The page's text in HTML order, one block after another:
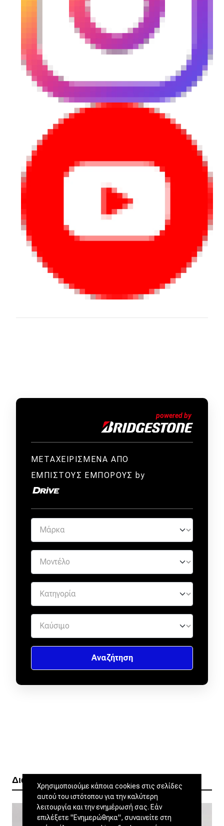
ΜΕΤΑΧΕΙΡΙΣΜΕΝΑ ΑΠΟ
ΕΜΠΙΣΤΟΥΣ ΕΜΠΟΡΟΥΣ by
Διαβάστε ακόμα
Χρησιμοποιούμε κάποια cookies στις σελίδες
αυτού του ιστότοπου για την καλύτερη
λειτουργία και την ενημέρωσή σας. Εάν
επιλέξετε "Ενημερώθηκα", συναινείτε στη